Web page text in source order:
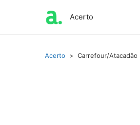
Acerto
Acerto Carrefour/Atacadão